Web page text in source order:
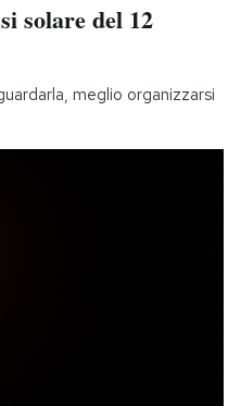
solare del 12
meglio organizzarsi